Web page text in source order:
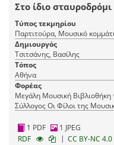
Στο ίδιο σταυροδρόμι
Τύπος τεκμηρίου
Παρτιτούρα, Μουσικό
Δημιουργός
Τσιτσάνης, Βασίλης
Τόπος
Αθήνα
Φορέας
Μεγάλη Μουσική Βιβλιοθήκη
Σύλλογος Οι Φίλοι της
1 PDF
1 JPEG
RDF
| CC BY-NC 4.0